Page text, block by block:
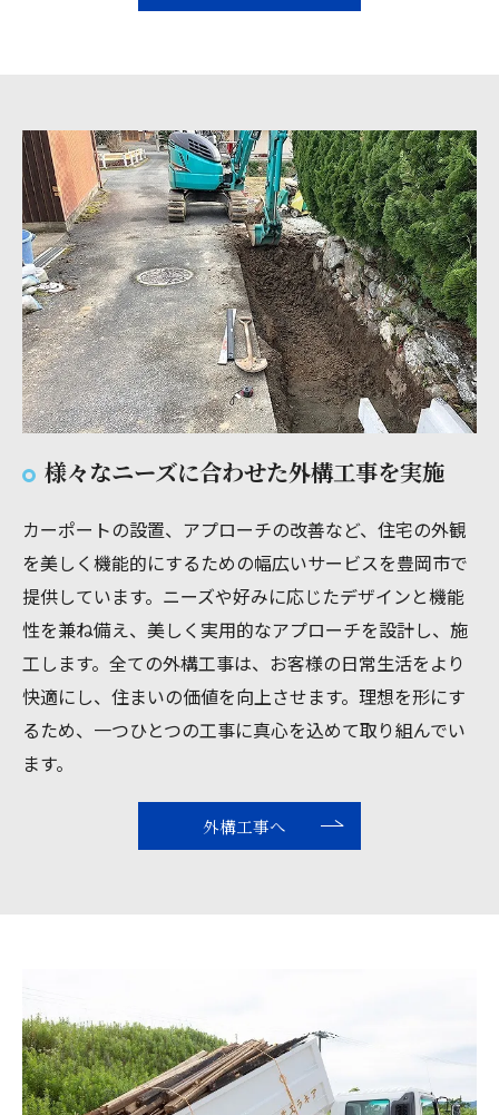
様々なニーズに合わせた外構工事を実施
カーポートの設置、アプローチの改善など、住宅の外観
を美しく機能的にするための幅広いサービスを豊岡市で
提供しています。ニーズや好みに応じたデザインと機能
性を兼ね備え、美しく実用的なアプローチを設計し、施
工します。全ての外構工事は、お客様の日常生活をより
快適にし、住まいの価値を向上させます。理想を形にす
るため、一つひとつの工事に真心を込めて取り組んでい
ます。
外構工事へ